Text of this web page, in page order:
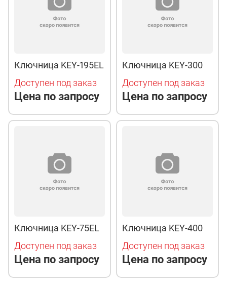
Ключница KEY-195EL
Доступен под заказ
Цена по запросу
Ключница KEY-300
Доступен под заказ
Цена по запросу
Ключница KEY-75EL
Доступен под заказ
Цена по запросу
Ключница KEY-400
Доступен под заказ
Цена по запросу